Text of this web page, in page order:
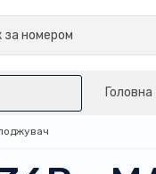
Головна